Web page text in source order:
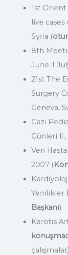
1st
live
Syria (
8th
June-1
21st The
Surgery
Geneva,
Gazi
Günleri II,
Ven
2007 (
Yenilikler
Başkanı).
Karotis